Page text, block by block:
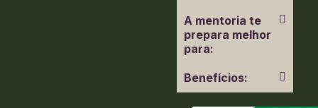
A mentoria te
prepara melhor
para:
Benefícios: